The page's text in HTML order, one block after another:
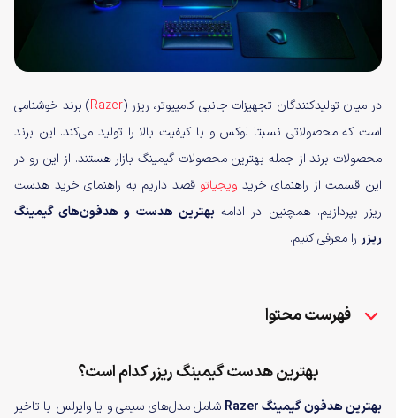
در میان تولیدکنندگان تجهیزات جانبی کامپیوتر، ریزر (Razer) برند خوشنامی
است که محصولاتی نسبتا لوکس و با کیفیت بالا را تولید می‌کند. این برند
محصولات برند از جمله بهترین محصولات گیمینگ بازار هستند. از این رو در
این قسمت از راهنمای خرید ویجیاتو قصد داریم به راهنمای خرید هدست
ریزر بپردازیم. همچنین در ادامه بهترین هدست‌ و هدفون‌های گیمینگ
ریزر را معرفی کنیم.
فهرست محتوا
بهترین هدست گیمینگ ریزر کدام است؟
بهترین هدفون گیمینگ Razer
شامل مدل‌های سیمی و یا وایرلس با تاخیر